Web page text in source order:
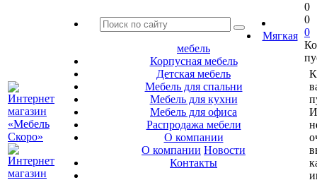
Мягкая
мебель
Корпусная мебель
Детская мебель
Мебель для спальни
Мебель для кухни
Мебель для офиса
Распродажа мебели
О компании
О компании Новости
Контакты
0
0
0